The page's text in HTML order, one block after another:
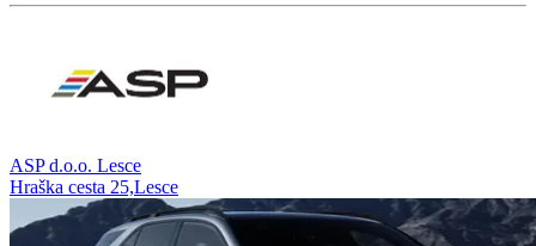
ASP d.o.o. Lesce
Hraška cesta 25,Lesce